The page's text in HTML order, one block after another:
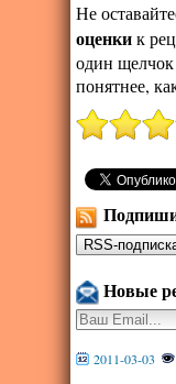
Не
оценкик
один щелчок
понятнее,
Новые
2011-03-03